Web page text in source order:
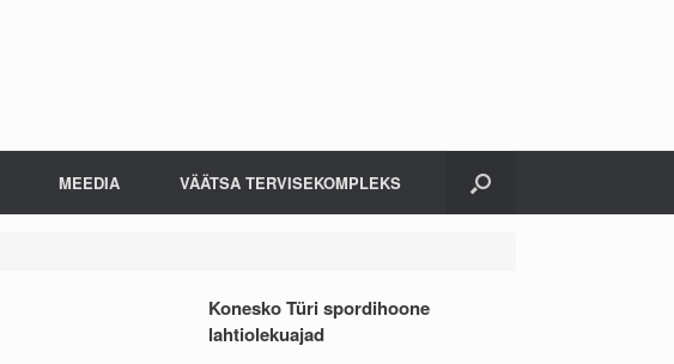
MEEDIA VÄÄTSA TERVISEKOMPLEKS
Konesko Türi spordihoone
lahtiolekuajad